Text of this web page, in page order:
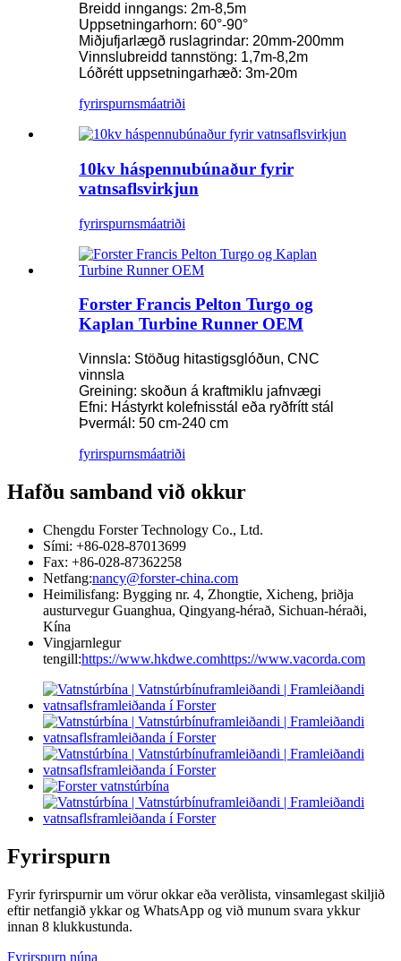
Breidd inngangs: 2m-8,5m
Uppsetningarhorn: 60°-90°
Miðjufjarlægð ruslagrindar: 20mm-200mm
Vinnslubreidd tannstöng: 1,7m-8,2m
Lóðrétt uppsetningarhæð: 3m-20m
fyrirspurnsmáatriði
10kv háspennubúnaður fyrir
vatnsaflsvirkjun
fyrirspurnsmáatriði
Forster Francis Pelton Turgo og
Kaplan Turbine Runner OEM
Vinnsla: Stöðug hitastigsglóðun, CNC
vinnsla
Greining: skoðun á kraftmiklu jafnvægi
Efni: Hástyrkt kolefnisstál eða ryðfrítt stál
Þvermál: 50 cm-240 cm
fyrirspurnsmáatriði
Hafðu samband við okkur
Chengdu Forster Technology Co., Ltd.
Sími: +86-028-87013699
Fax: +86-028-87362258
Netfang:nancy@forster-china.com
Heimilisfang: Bygging nr. 4, Zhongtie, Xicheng, þriðja
austurvegur Guanghua, Qingyang-hérað, Sichuan-héraði,
Kína
Vingjarnlegur
tengill:https://www.hkdwe.comhttps://www.vacorda.com
Fyrirspurn
Fyrir fyrirspurnir um vörur okkar eða verðlista, vinsamlegast skiljið
eftir netfangið ykkar og WhatsApp og við munum svara ykkur
innan 8 klukkustunda.
Fyrirspurn núna